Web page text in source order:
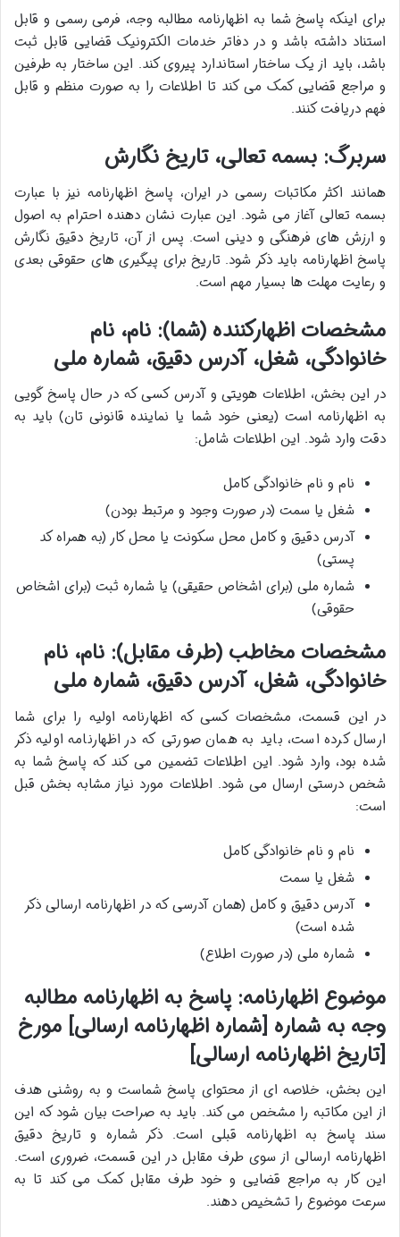
برای اینکه پاسخ شما به اظهارنامه مطالبه وجه، فرمی رسمی و قابل
استناد داشته باشد و در دفاتر خدمات الکترونیک قضایی قابل ثبت
باشد، باید از یک ساختار استاندارد پیروی کند. این ساختار به طرفین
و مراجع قضایی کمک می کند تا اطلاعات را به صورت منظم و قابل
فهم دریافت کنند.
سربرگ: بسمه تعالی، تاریخ نگارش
همانند اکثر مکاتبات رسمی در ایران، پاسخ اظهارنامه نیز با عبارت
بسمه تعالی آغاز می شود. این عبارت نشان دهنده احترام به اصول
و ارزش های فرهنگی و دینی است. پس از آن، تاریخ دقیق نگارش
پاسخ اظهارنامه باید ذکر شود. تاریخ برای پیگیری های حقوقی بعدی
و رعایت مهلت ها بسیار مهم است.
مشخصات اظهارکننده (شما): نام، نام
خانوادگی، شغل، آدرس دقیق، شماره ملی
در این بخش، اطلاعات هویتی و آدرس کسی که در حال پاسخ گویی
به اظهارنامه است (یعنی خود شما یا نماینده قانونی تان) باید به
دقت وارد شود. این اطلاعات شامل:
نام و نام خانوادگی کامل
شغل یا سمت (در صورت وجود و مرتبط بودن)
آدرس دقیق و کامل محل سکونت یا محل کار (به همراه کد
پستی)
شماره ملی (برای اشخاص حقیقی) یا شماره ثبت (برای اشخاص
حقوقی)
مشخصات مخاطب (طرف مقابل): نام، نام
خانوادگی، شغل، آدرس دقیق، شماره ملی
در این قسمت، مشخصات کسی که اظهارنامه اولیه را برای شما
ارسال کرده است، باید به همان صورتی که در اظهارنامه اولیه ذکر
شده بود، وارد شود. این اطلاعات تضمین می کند که پاسخ شما به
شخص درستی ارسال می شود. اطلاعات مورد نیاز مشابه بخش قبل
است:
نام و نام خانوادگی کامل
شغل یا سمت
آدرس دقیق و کامل (همان آدرسی که در اظهارنامه ارسالی ذکر
شده است)
شماره ملی (در صورت اطلاع)
موضوع اظهارنامه: پاسخ به اظهارنامه مطالبه
وجه به شماره [شماره اظهارنامه ارسالی] مورخ
[تاریخ اظهارنامه ارسالی]
این بخش، خلاصه ای از محتوای پاسخ شماست و به روشنی هدف
از این مکاتبه را مشخص می کند. باید به صراحت بیان شود که این
سند پاسخ به اظهارنامه قبلی است. ذکر شماره و تاریخ دقیق
اظهارنامه ارسالی از سوی طرف مقابل در این قسمت، ضروری است.
این کار به مراجع قضایی و خود طرف مقابل کمک می کند تا به
سرعت موضوع را تشخیص دهند.